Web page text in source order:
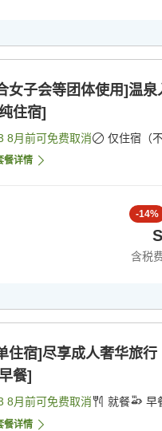
女子会等团体使用]温
住宿]
8月前可免费取消 仅住宿（
餐详情
-14%
含税
住宿]尽享成人奢华旅
餐]
8月前可免费取消 就餐 早
餐详情